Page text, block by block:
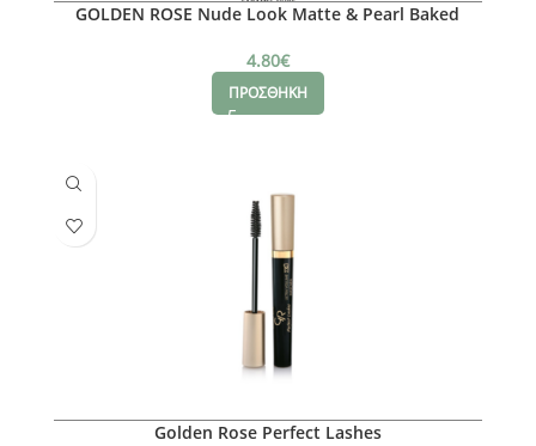
GOLDEN ROSE Nude Look Matte & Pearl Baked
4.80€
ΠΡΟΣΘΗΚΗ
Golden Rose Perfect Lashes